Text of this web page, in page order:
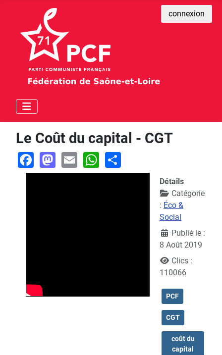
connexion
Le Coût du capital - CGT
Facebook
Mastodon
EmailWhatsApp
Détails
Catégorie
: Éco &
Social
Publié le :
8 Août 2019
Clics :
110066
PCF
CGT
coût du
capital